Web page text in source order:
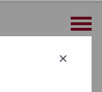
Deklaracja dostępności